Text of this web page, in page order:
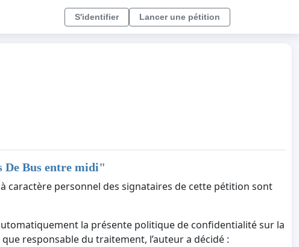
S'identifier Lancer une pétition
De Bus entre midi"
caractère personnel des signataires de cette pétition sont
la présente politique de confidentialité sur la
responsable du traitement, l’auteur a décidé :